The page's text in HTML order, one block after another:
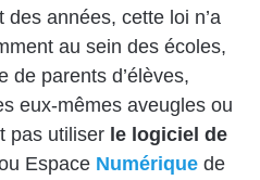
années, cette loi n’a
au sein des écoles,
de parents d’élèves,
eux-mêmes aveugles ou
pas utiliser le logiciel de
Espace Numérique de